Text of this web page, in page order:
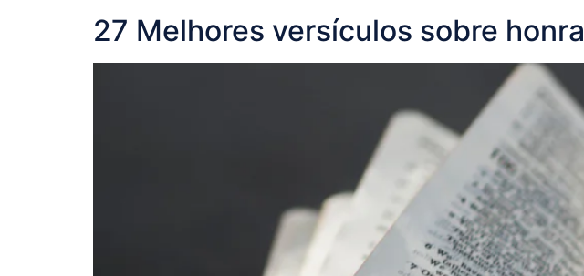
27 Melhores versículos sobre honra